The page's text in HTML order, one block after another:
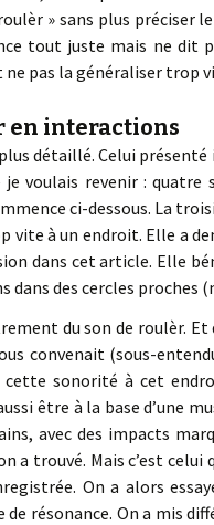
» sans plus préciser
tout juste mais ne dit
pas la généraliser trop
en interactions
détaillé. Celui
voulais revenir : quatre
ci-dessous. La
vite à un endroit. Elle a
dans cet article. Elle
dans des cercles proches
du son de roulèr.
convenait (sous-
cette sonorité à cet
être à la base d’une
avec des impacts
a trouvé. Mais c’est
On a alors
résonance. On a mis